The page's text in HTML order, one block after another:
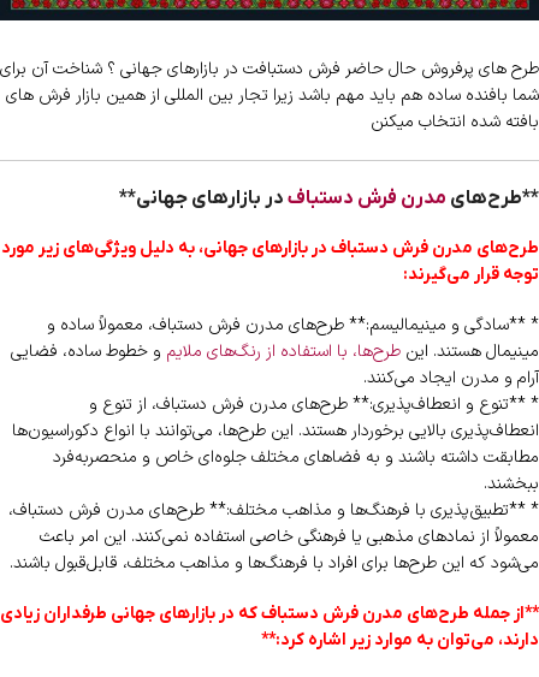
طرح های پرفروش حال حاضر فرش دستبافت در بازارهای جهانی ؟ شناخت آن برای
شما بافنده ساده هم باید مهم باشد زیرا تجار بین المللی از همین بازار فرش های
بافته شده انتخاب میکنن
**طرح‌های مدرن فرش دستباف در بازارهای جهانی**
طرح‌های مدرن فرش دستباف در بازارهای جهانی، به دلیل ویژگی‌های زیر مورد
توجه قرار می‌گیرند:
* **سادگی و مینیمالیسم:** طرح‌های مدرن فرش دستباف، معمولاً ساده و
مینیمال هستند. این طرح‌ها، با استفاده از رنگ‌های ملایم و خطوط ساده، فضایی
آرام و مدرن ایجاد می‌کنند.
* **تنوع و انعطاف‌پذیری:** طرح‌های مدرن فرش دستباف، از تنوع و
انعطاف‌پذیری بالایی برخوردار هستند. این طرح‌ها، می‌توانند با انواع دکوراسیون‌ها
مطابقت داشته باشند و به فضاهای مختلف جلوه‌ای خاص و منحصربه‌فرد
ببخشند.
* **تطبیق‌پذیری با فرهنگ‌ها و مذاهب مختلف:** طرح‌های مدرن فرش دستباف،
معمولاً از نمادهای مذهبی یا فرهنگی خاصی استفاده نمی‌کنند. این امر باعث
می‌شود که این طرح‌ها برای افراد با فرهنگ‌ها و مذاهب مختلف، قابل‌قبول باشند.
**از جمله طرح‌های مدرن فرش دستباف که در بازارهای جهانی طرفداران زیادی
دارند، می‌توان به موارد زیر اشاره کرد:**